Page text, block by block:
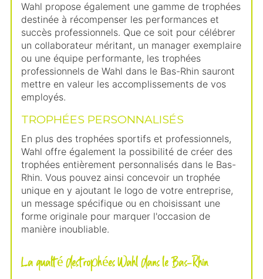
Wahl propose également une gamme de trophées
destinée à récompenser les performances et
succès professionnels. Que ce soit pour célébrer
un collaborateur méritant, un manager exemplaire
ou une équipe performante, les trophées
professionnels de Wahl dans le Bas-Rhin sauront
mettre en valeur les accomplissements de vos
employés.
TROPHÉES PERSONNALISÉS
En plus des trophées sportifs et professionnels,
Wahl offre également la possibilité de créer des
trophées entièrement personnalisés dans le Bas-
Rhin. Vous pouvez ainsi concevoir un trophée
unique en y ajoutant le logo de votre entreprise,
un message spécifique ou en choisissant une
forme originale pour marquer l'occasion de
manière inoubliable.
La qualité des trophées Wahl dans le Bas-Rhin